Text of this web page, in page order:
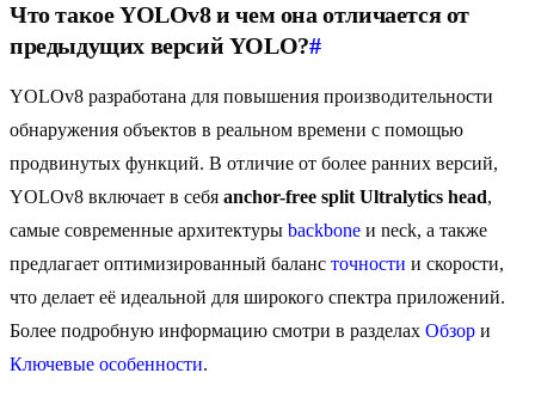
Что такое YOLOv8 и чем она отличается от
предыдущих версий YOLO?#
YOLOv8 разработана для повышения производительности
обнаружения объектов в реальном времени с помощью
продвинутых функций. В отличие от более ранних версий,
YOLOv8 включает в себя anchor-free split Ultralytics head,
самые современные архитектуры backbone и neck, а также
предлагает оптимизированный баланс точности и скорости,
что делает её идеальной для широкого спектра приложений.
Более подробную информацию смотри в разделах Обзор и
Ключевые особенности.